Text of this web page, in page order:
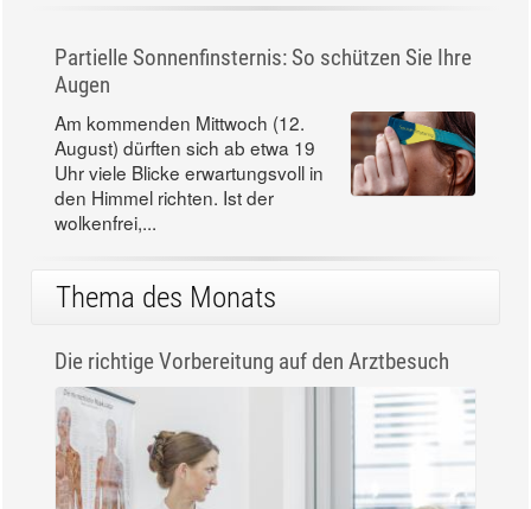
Partielle Sonnenfinsternis: So schützen Sie Ihre
Augen
Am kommenden Mittwoch (12.
August) dürften sich ab etwa 19
Uhr viele Blicke erwartungsvoll in
den Himmel richten. Ist der
wolkenfrei,...
Thema des Monats
Die richtige Vorbereitung auf den Arztbesuch